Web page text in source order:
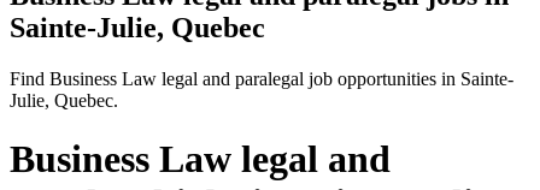
Sainte-Julie, Quebec
Find Business Law legal and paralegal job opportunities in Sainte-
Julie, Quebec.
Business Law legal and